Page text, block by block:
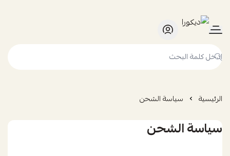
ديكورا
الرئيسية سياسة الشحن
سياسة الشحن